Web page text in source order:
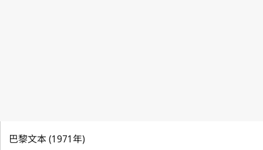
巴黎文本 (1971年)